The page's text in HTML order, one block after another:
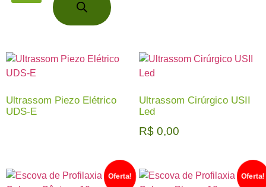
Ultrassom Piezo Elétrico
UDS-E
Ultrassom Cirúrgico USII
Led
R$ 0,00
Oferta! Oferta!